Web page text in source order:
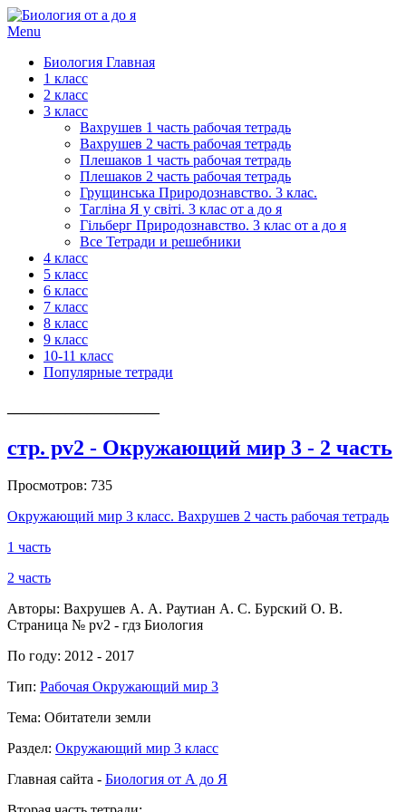
Menu
Биология Главная
1 класс
2 класс
3 класс
Вахрушев 1 часть рабочая тетрадь
Вахрушев 2 часть рабочая тетрадь
Плешаков 1 часть рабочая тетрадь
Плешаков 2 часть рабочая тетрадь
Грущинська Природознавство. 3 клас.
Тагліна Я у світі. 3 клас от а до я
Гільберг Природознавство. 3 клас от а до я
Все Тетради и решебники
4 класс
5 класс
6 класс
7 класс
8 класс
9 класс
10-11 класс
Популярные тетради
стр. pv2 - Окружающий мир 3 - 2 часть
Просмотров: 735
Окружающий мир 3 класс. Вахрушев 2 часть рабочая тетрадь
1 часть
2 часть
Авторы: Вахрушев А. А. Раутиан А. С. Бурский О. В.
Страница № pv2 - гдз Биология
По году: 2012 - 2017
Тип: Рабочая Окружающий мир 3
Тема: Обитатели земли
Раздел: Окружающий мир 3 класс
Главная сайта - Биология от А до Я